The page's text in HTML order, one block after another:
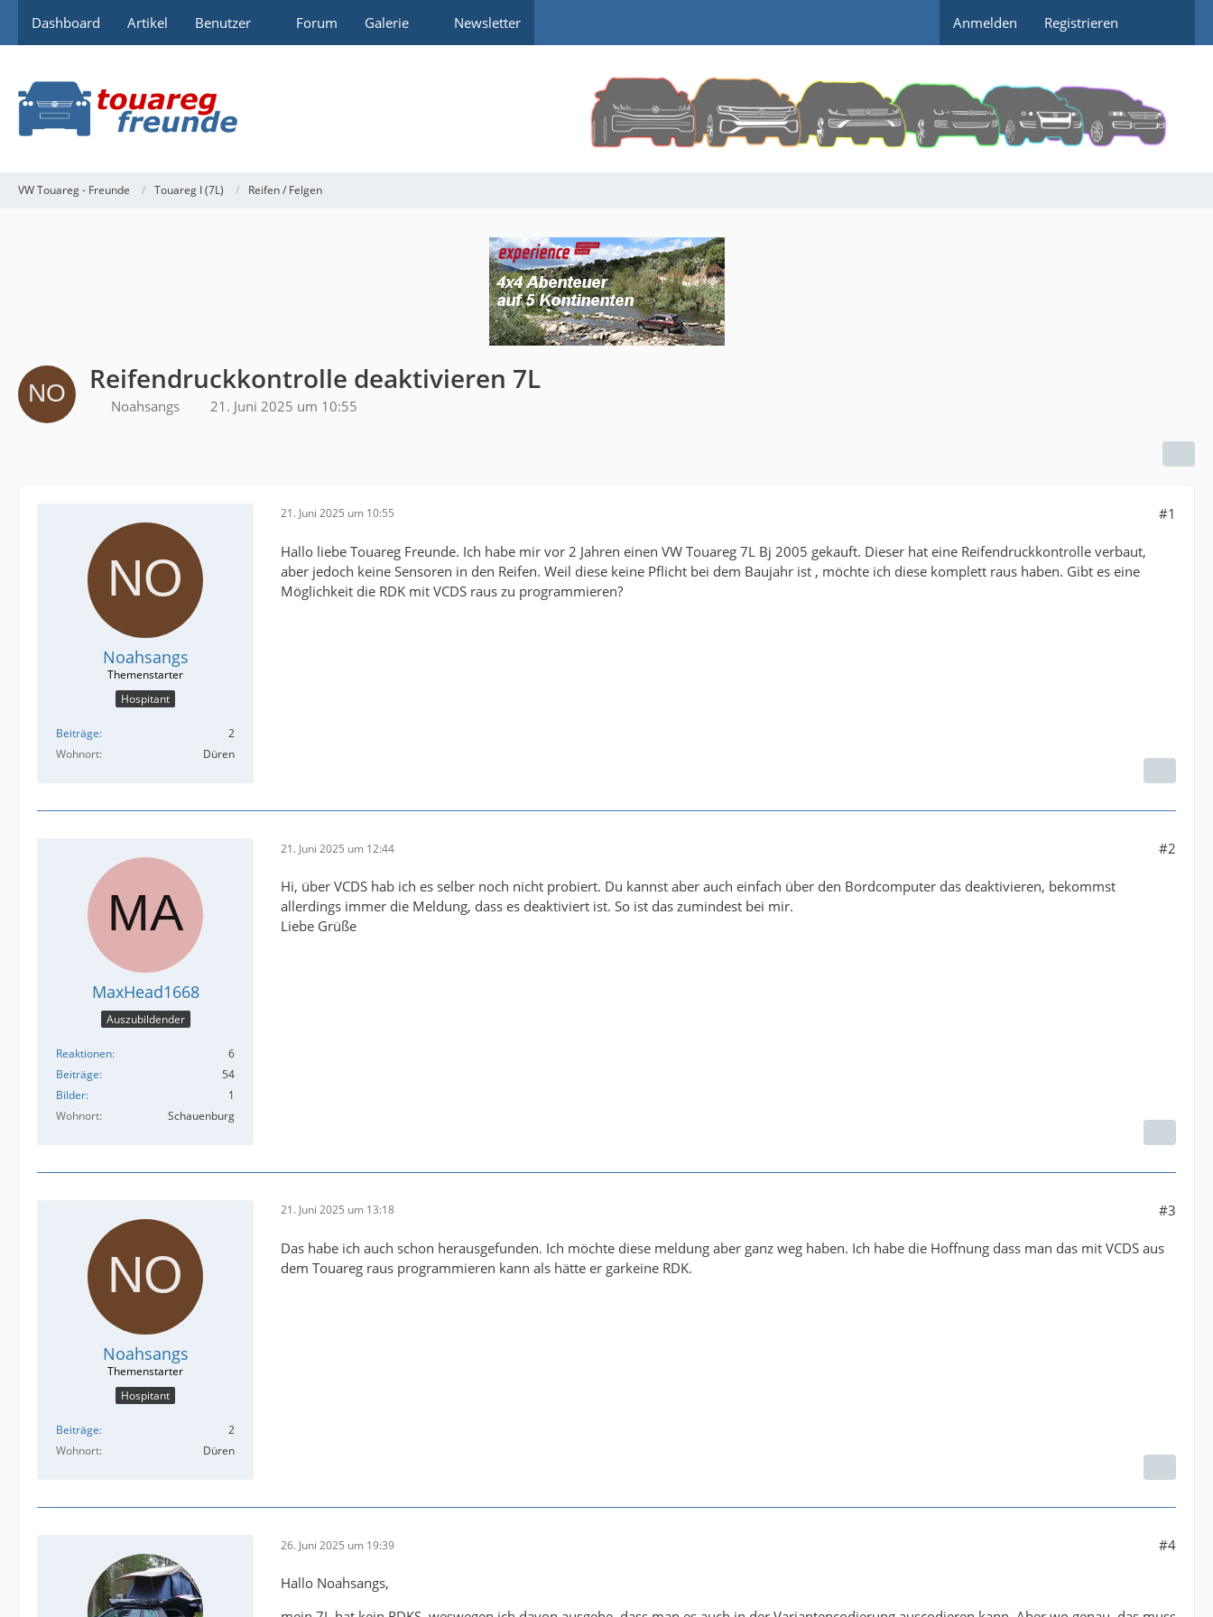
Dashboard Artikel Benutzer Forum Galerie Newsletter Anmelden Registrieren
VW Touareg - Freunde Touareg I (7L) Reifen / Felgen
Reifendruckkontrolle deaktivieren 7L
Noahsangs 21. Juni 2025 um 10:55
Noahsangs
Hospitant
Beiträge
2
Wohnort
Düren
21. Juni 2025 um 10:55 #1
Hallo liebe Touareg Freunde. Ich habe mir vor 2 Jahren einen VW Touareg 7L Bj 2005 gekauft. Dieser hat eine Reifendruckkontrolle verbaut,
aber jedoch keine Sensoren in den Reifen. Weil diese keine Pflicht bei dem Baujahr ist , möchte ich diese komplett raus haben. Gibt es eine
Möglichkeit die RDK mit VCDS raus zu programmieren?
MaxHead1668
Auszubildender
Reaktionen
6
Beiträge
54
Bilder
1
Wohnort
Schauenburg
21. Juni 2025 um 12:44 #2
Hi, über VCDS hab ich es selber noch nicht probiert. Du kannst aber auch einfach über den Bordcomputer das deaktivieren, bekommst
allerdings immer die Meldung, dass es deaktiviert ist. So ist das zumindest bei mir.
Liebe Grüße
Noahsangs
Hospitant
Beiträge
2
Wohnort
Düren
21. Juni 2025 um 13:18 #3
Das habe ich auch schon herausgefunden. Ich möchte diese meldung aber ganz weg haben. Ich habe die Hoffnung dass man das mit VCDS aus
dem Touareg raus programmieren kann als hätte er garkeine RDK.
26. Juni 2025 um 19:39 #4
Hallo Noahsangs,